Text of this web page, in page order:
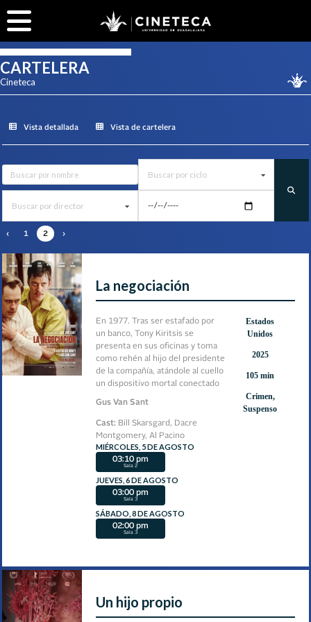
CARTELERA
Cineteca
Vista detallada Vista de cartelera
Buscar por ciclo
Buscar por director
‹ 1 2 ›
La negociación
En 1977. Tras ser estafado por
un banco, Tony Kiritsis se
presenta en sus oficinas y toma
como rehén al hijo del presidente
de la compañía, atándole al cuello
un dispositivo mortal conectado
Gus Van Sant
Cast: Bill Skarsgard, Dacre
Montgomery, Al Pacino
Estados
Unidos
2025
105 min
Crimen,
Suspenso
MIÉRCOLES, 5 DE AGOSTO
03:10 pm
Sala 2
JUEVES, 6 DE AGOSTO
03:00 pm
Sala 3
SÁBADO, 8 DE AGOSTO
02:00 pm
Sala 3
Un hijo propio